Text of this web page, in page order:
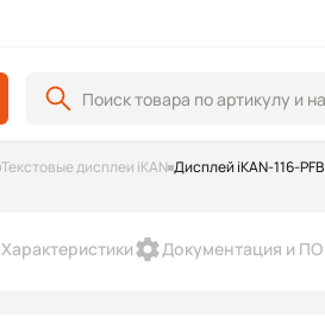
Текстовые дисплеи iKAN Дисплей iKAN-116-PFB
Характеристики Документация и ПО